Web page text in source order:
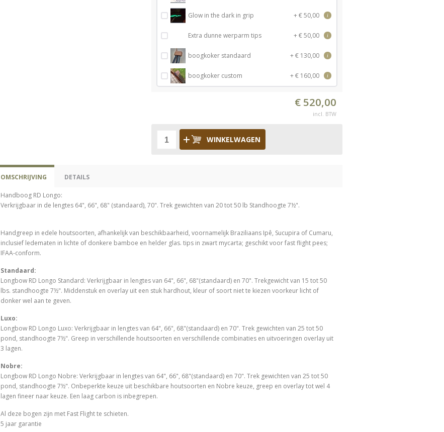
Glow in the dark in grip + € 50,00 i
Extra dunne werparm tips + € 50,00 i
boogkoker standaard + € 130,00 i
boogkoker custom + € 160,00 i
€ 520,00
incl. BTW
WINKELWAGEN
OMSCHRIJVING DETAILS
Handboog RD Longo:
Verkrijgbaar in de lengtes 64", 66", 68" (standaard), 70". Trek gewichten van 20 tot 50 lb Standhoogte 7½".
Handgreep in edele houtsoorten, afhankelijk van beschikbaarheid, voornamelijk Braziliaans Ipê, Sucupira of Cumaru,
inclusief ledematen in lichte of donkere bamboe en helder glas. tips in zwart mycarta; geschikt voor fast flight pees;
IFAA-conform.
Standaard:
Longbow RD Longo Standard: Verkrijgbaar in lengtes van 64", 66", 68"(standaard) en 70". Trekgewicht van 15 tot 50
lbs. standhoogte 7½". Middenstuk en overlay uit een stuk hardhout, kleur of soort niet te kiezen voorkeur licht of
donker wel aan te geven.
Luxo:
Longbow RD Longo Luxo: Verkrijgbaar in lengtes van 64", 66", 68"(standaard) en 70". Trek gewichten van 25 tot 50
pond, standhoogte 7½". Greep in verschillende houtsoorten en verschillende combinaties en uitvoeringen overlay uit
3 lagen.
Nobre:
Longbow RD Longo Nobre: Verkrijgbaar in lengtes van 64", 66", 68"(standaard) en 70". Trek gewichten van 25 tot 50
pond, standhoogte 7½". Onbeperkte keuze uit beschikbare houtsoorten en Nobre keuze, greep en overlay tot wel 4
lagen fineer naar keuze. Een laag carbon is inbegrepen.
Al deze bogen zijn met Fast Flight te schieten.
5 jaar garantie